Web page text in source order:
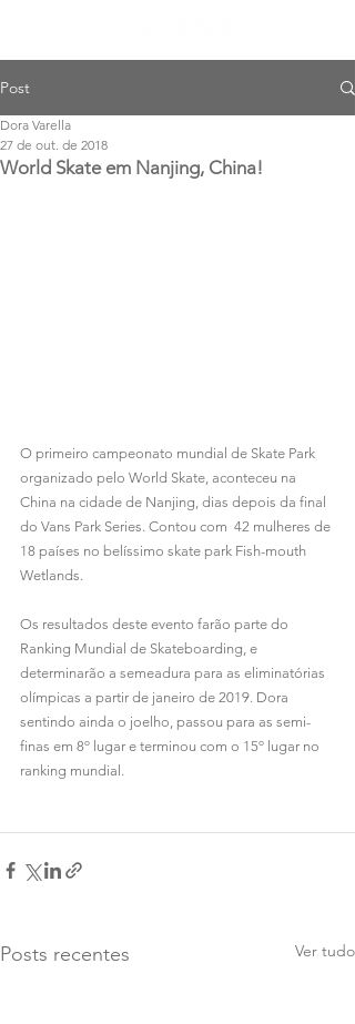
Post
World Skate em Nanjing, China!
Dora Varella
27 de out. de 2018
O primeiro campeonato mundial de Skate Park
organizado pelo World Skate, aconteceu na
China na cidade de Nanjing, dias depois da final
do Vans Park Series. Contou com  42 mulheres de
18 países no belíssimo skate park Fish-mouth
Wetlands.
Os resultados deste evento farão parte do
Ranking Mundial de Skateboarding, e
determinarão a semeadura para as eliminatórias
olímpicas a partir de janeiro de 2019. Dora
sentindo ainda o joelho, passou para as semi-
finas em 8º lugar e terminou com o 15º lugar no
ranking mundial.
Posts recentes Ver tudo